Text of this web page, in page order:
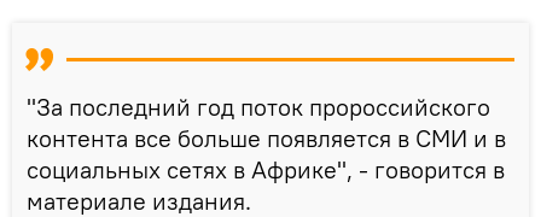
"За последний год поток пророссийского
контента все больше появляется в СМИ и в
социальных сетях в Африке", - говорится в
материале издания.